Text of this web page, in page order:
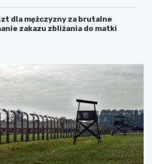
dla mężczyzny za brutalne
zakazu zbliżania do matki